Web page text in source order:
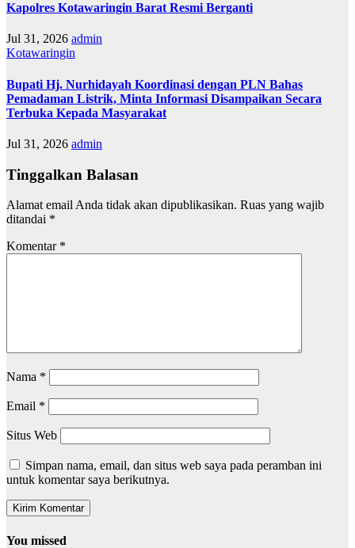
Kapolres Kotawaringin Barat Resmi Berganti
Jul 31, 2026 admin
Kotawaringin
Bupati Hj. Nurhidayah Koordinasi dengan PLN Bahas
Pemadaman Listrik, Minta Informasi Disampaikan Secara
Terbuka Kepada Masyarakat
Jul 31, 2026 admin
Tinggalkan Balasan
Alamat email Anda tidak akan dipublikasikan. Ruas yang wajib
ditandai *
Komentar *
Nama *
Email *
Situs Web
Simpan nama, email, dan situs web saya pada peramban ini
untuk komentar saya berikutnya.
You missed